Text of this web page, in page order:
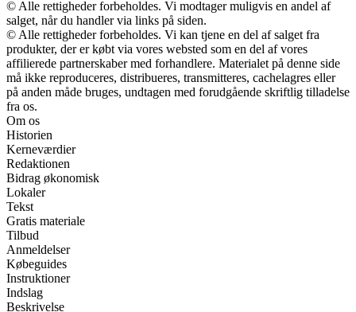
© Alle rettigheder forbeholdes. Vi modtager muligvis en andel af
salget, når du handler via links på siden.
© Alle rettigheder forbeholdes. Vi kan tjene en del af salget fra
produkter, der er købt via vores websted som en del af vores
affilierede partnerskaber med forhandlere. Materialet på denne side
må ikke reproduceres, distribueres, transmitteres, cachelagres eller
på anden måde bruges, undtagen med forudgående skriftlig tilladelse
fra os.
Om os
Historien
Kerneværdier
Redaktionen
Bidrag økonomisk
Lokaler
Tekst
Gratis materiale
Tilbud
Anmeldelser
Købeguides
Instruktioner
Indslag
Beskrivelse